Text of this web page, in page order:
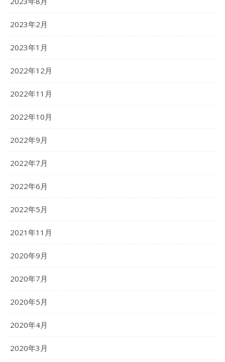
2023年2月
2023年1月
2022年12月
2022年11月
2022年10月
2022年9月
2022年7月
2022年6月
2022年5月
2021年11月
2020年9月
2020年7月
2020年5月
2020年4月
2020年3月